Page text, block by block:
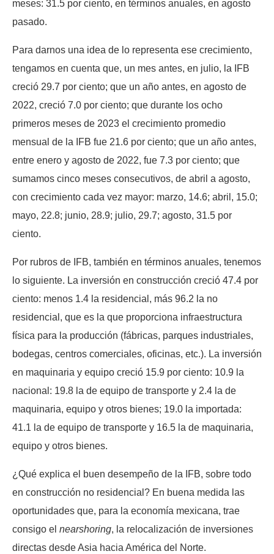
meses: 31.5 por ciento, en términos anuales, en agosto
pasado.
Para darnos una idea de lo representa ese crecimiento,
tengamos en cuenta que, un mes antes, en julio, la IFB
creció 29.7 por ciento; que un año antes, en agosto de
2022, creció 7.0 por ciento; que durante los ocho
primeros meses de 2023 el crecimiento promedio
mensual de la IFB fue 21.6 por ciento; que un año antes,
entre enero y agosto de 2022, fue 7.3 por ciento; que
sumamos cinco meses consecutivos, de abril a agosto,
con crecimiento cada vez mayor: marzo, 14.6; abril, 15.0;
mayo, 22.8; junio, 28.9; julio, 29.7; agosto, 31.5 por
ciento.
Por rubros de IFB, también en términos anuales, tenemos
lo siguiente. La inversión en construcción creció 47.4 por
ciento: menos 1.4 la residencial, más 96.2 la no
residencial, que es la que proporciona infraestructura
física para la producción (fábricas, parques industriales,
bodegas, centros comerciales, oficinas, etc.). La inversión
en maquinaria y equipo creció 15.9 por ciento: 10.9 la
nacional: 19.8 la de equipo de transporte y 2.4 la de
maquinaria, equipo y otros bienes; 19.0 la importada:
41.1 la de equipo de transporte y 16.5 la de maquinaria,
equipo y otros bienes.
¿Qué explica el buen desempeño de la IFB, sobre todo
en construcción no residencial? En buena medida las
oportunidades que, para la economía mexicana, trae
consigo el nearshoring, la relocalización de inversiones
directas desde Asia hacia América del Norte.